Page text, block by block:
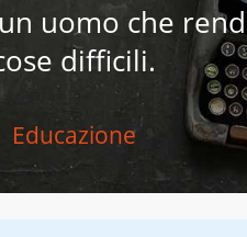
uomo che
difficili.
Educazione